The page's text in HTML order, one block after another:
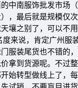
中南服饰批发市场
，最后就是规模仅
壤之别了，可以不
来说，肯定广州服
服装尾货也不错的
拿到货源呢。不过
始转型做线上了，